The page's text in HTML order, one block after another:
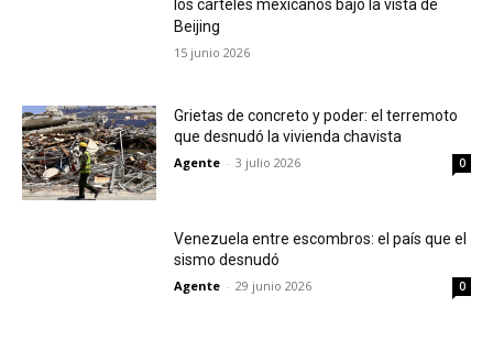
los cárteles mexicanos bajo la vista de
Beijing
15 junio 2026
Grietas de concreto y poder: el terremoto
que desnudó la vivienda chavista
Agente - 3 julio 2026 0
Venezuela entre escombros: el país que el
sismo desnudó
Agente - 29 junio 2026 0